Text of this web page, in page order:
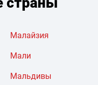
Малайзия
Мали
Мальдивы